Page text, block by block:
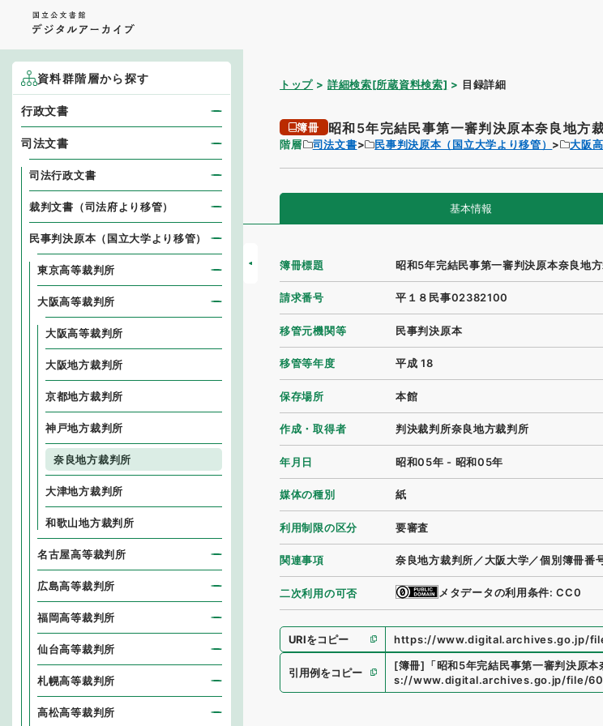
トップ 詳細検索[所蔵資料検索] 目録詳細
簿冊 昭和5年完結民事第一審判決原本奈良地方
階層 司法文書 民事判決原本（国立大学より移管） 大阪
基本情報
簿冊標題 昭和5年完結民事第一審判決原本奈良地
請求番号 平１８民事02382100
移管元機関等 民事判決原本
移管等年度 平成 18
保存場所 本館
作成・取得者 判決裁判所奈良地方裁判所
年月日 昭和05年 - 昭和05年
媒体の種別 紙
利用制限の区分 要審査
関連事項 奈良地方裁判所／大阪大学／個別簿冊
二次利用の可否 メタデータの利用条件: CC0
URIをコピー https://www.digital.archives.go.jp/
引用例をコピー
[簿冊] 「昭和5年完結民事第一審判決原本
s://www.digital.archives.go.jp/file/
資料群階層から探す
行政文書
司法文書
司法行政文書
裁判文書（司法府より移管）
民事判決原本（国立大学より移管）
東京高等裁判所
大阪高等裁判所
大阪高等裁判所
大阪地方裁判所
京都地方裁判所
神戸地方裁判所
奈良地方裁判所
大津地方裁判所
和歌山地方裁判所
名古屋高等裁判所
広島高等裁判所
福岡高等裁判所
仙台高等裁判所
札幌高等裁判所
高松高等裁判所